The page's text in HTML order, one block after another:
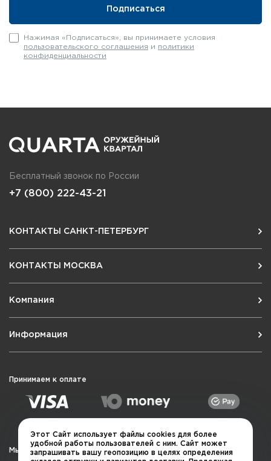
Нажимая «Подписаться», вы принимаете условия
пользовательского соглашения и политики
конфиденциальности
Бесплатный звонок по России
+7 (800) 222-43-21
КОНТАКТЫ САНКТ-ПЕТЕРБУРГ
КОНТАКТЫ МОСКВА
Компания
Информация
Принимаем к оплате
Мы в социальных сетях
Этот Сайт использует файлы cookies для более
удобной работы пользователей с ним. Сайт может
запрашивать вашу геопозицию в целях определения